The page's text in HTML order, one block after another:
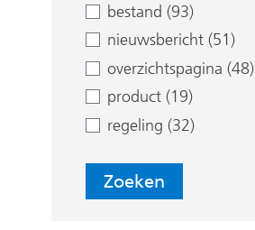
bestand (93)
nieuwsbericht (51)
overzichtspagina (48)
product (19)
regeling (32)
Zoeken